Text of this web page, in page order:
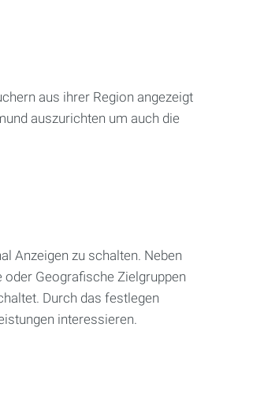
aus ihrer Region angezeigt
auszurichten um auch die
Anzeigen zu schalten. Neben
Geografische Zielgruppen
Durch das festlegen
interessieren.